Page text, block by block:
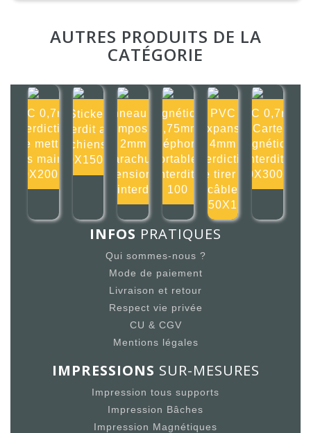
AUTRES PRODUITS DE LA
CATÉGORIE
PVC 0,7mm
Interdiction
de mettre
les mains
200X200mm
Sticker
Interdit aux
chiens
150X150mm
Panneau Alu
composite
2mm
Parachute
ascensionnel
interd
Magnétique
0,75mm
Téléphones
portables
interdits
100
PVC
Expansé
4mm
Interdiction
de tirer le
câble
150X15
PVC 0,7mm
Carte
magnétique
interdite
300X300mm
INFOS PRATIQUES
Qui sommes-nous ?
Mode de paiement
Livraison et retour
Respect vie privée
CU & CGV
Mentions légales
IMPRESSIONS SUR-MESURES
Impression tous supports
Impression Bâches
Impression Magnétiques